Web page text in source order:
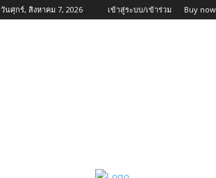
วันศุกร์, สิงหาคม 7, 2026 เข้าสู่ระบบ/เข้าร่วม Buy